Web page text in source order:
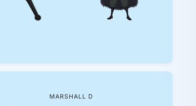
MARSHALL D